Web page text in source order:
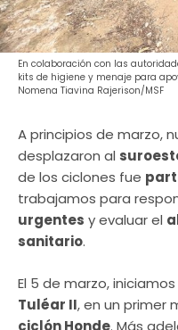
En colaboración con las
kits de higiene y menaje para
Nomena Tiavina Rajerison/MSF
A principios de marzo,
desplazaron al
de los ciclones fue
trabajamos para
urgentes y evaluar el
sanitario.
El 5 de marzo,
Tuléar II, en un primer
ciclón Honde. Más